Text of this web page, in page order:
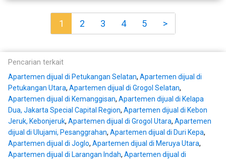
1 2 3 4 5 >
Pencarian terkait
Apartemen dijual di Petukangan Selatan, Apartemen dijual di
Petukangan Utara, Apartemen dijual di Grogol Selatan,
Apartemen dijual di Kemanggisan, Apartemen dijual di Kelapa
Dua, Jakarta Special Capital Region, Apartemen dijual di Kebon
Jeruk, Kebonjeruk, Apartemen dijual di Grogol Utara, Apartemen
dijual di Ulujami, Pesanggrahan, Apartemen dijual di Duri Kepa,
Apartemen dijual di Joglo, Apartemen dijual di Meruya Utara,
Apartemen dijual di Larangan Indah, Apartemen dijual di